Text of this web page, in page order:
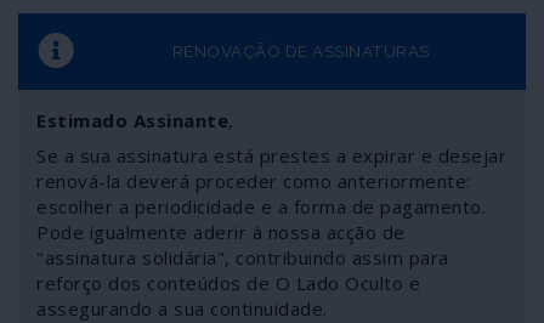
RENOVAÇÃO DE ASSINATURAS
Estimado Assinante,
Se a sua assinatura está prestes a expirar e desejar
renová-la deverá proceder como anteriormente:
escolher a periodicidade e a forma de pagamento.
Pode igualmente aderir à nossa acção de
"assinatura solidária", contribuindo assim para
reforço dos conteúdos de O Lado Oculto e
assegurando a sua continuidade.